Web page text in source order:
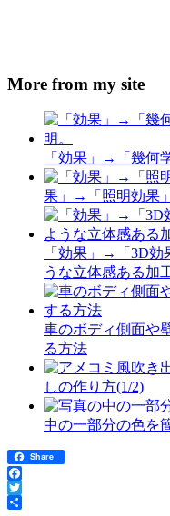
More from my site
「効果」→「幾何
果」→「照明効果
「効果」→「3D
うな立体感ある加
車のボディ側面や
る方法
しの作り方(1/2)
中の一部分の色を
Share
Facebook
Twitter